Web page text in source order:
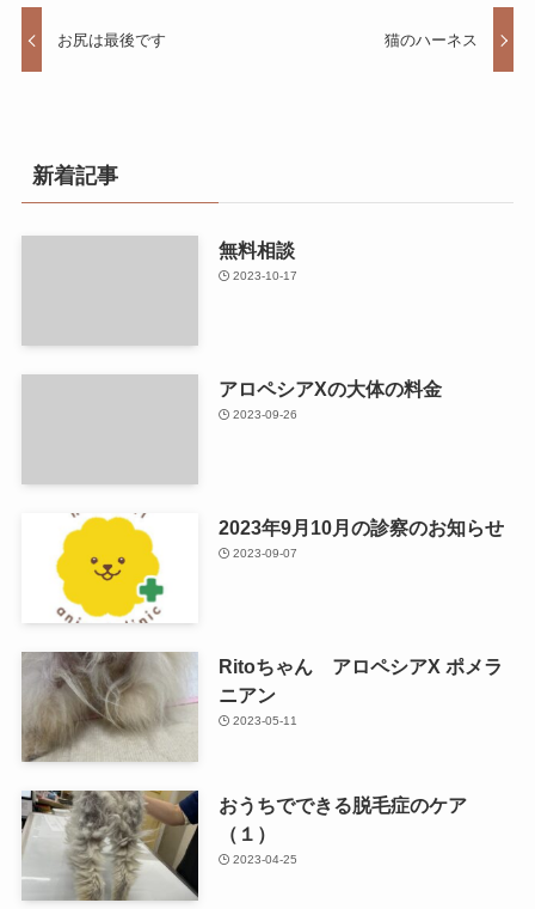
お尻は最後です 猫のハーネス
新着記事
無料相談
2023-10-17
アロペシアXの大体の料金
2023-09-26
2023年9月10月の診察のお知らせ
2023-09-07
Ritoちゃん アロペシアX ポメラ
ニアン
2023-05-11
おうちでできる脱毛症のケア
（１）
2023-04-25